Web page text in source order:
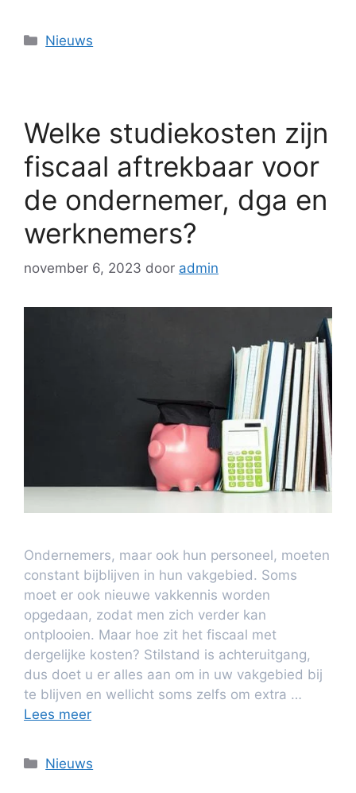
Nieuws
Welke studiekosten zijn
fiscaal aftrekbaar voor
de ondernemer, dga en
werknemers?
november 6, 2023 door admin
Ondernemers, maar ook hun personeel, moeten
constant bijblijven in hun vakgebied. Soms
moet er ook nieuwe vakkennis worden
opgedaan, zodat men zich verder kan
ontplooien. Maar hoe zit het fiscaal met
dergelijke kosten? Stilstand is achteruitgang,
dus doet u er alles aan om in uw vakgebied bij
te blijven en wellicht soms zelfs om extra …
Lees meer
Nieuws